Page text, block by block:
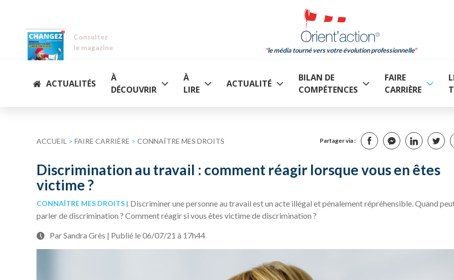
Consultez
le magazine
le média tourné vers votre évolution professionnelle
ACTUALITÉS
À
DÉCOUVRIR
À
LIRE
ACTUALITÉ
BILAN DE
COMPÉTENCES
FAIRE
CARRIÈRE
ACCUEIL > FAIRE CARRIÈRE > CONNAÎTRE MES DROITS Partager via :
Discrimination au travail : comment réagir lorsque vous en êtes
victime ?
CONNAÎTRE MES DROITS
Discriminer une personne au travail est un acte illégal et pénalement répréhensible. Quand
parler de discrimination ? Comment réagir si vous êtes victime de discrimination ?
Par Sandra Grès | Publié le 06/07/21 à 17h44